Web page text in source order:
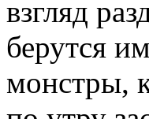
взгляд
берутся
монстры,